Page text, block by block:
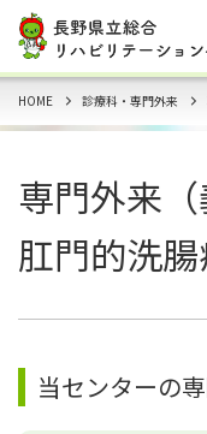
HOME 診療科・専門外来
専門外来
肛門的洗腸
当センターの